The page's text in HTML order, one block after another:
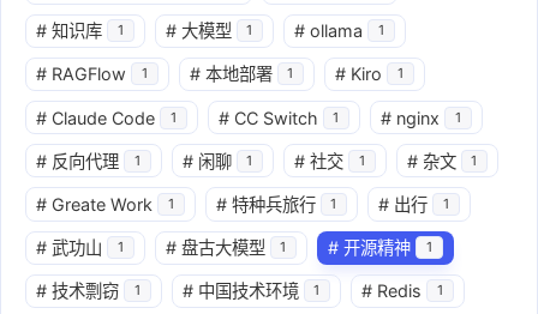
# 知识库 1 # 大模型 1 # ollama 1
# RAGFlow 1 # 本地部署 1 # Kiro 1
# Claude Code 1 # CC Switch 1 # nginx 1
# 反向代理 1 # 闲聊 1 # 社交 1 # 杂文 1
# Greate Work 1 # 特种兵旅行 1 # 出行 1
# 武功山 1 # 盘古大模型 1 # 开源精神 1
# 技术剽窃 1 # 中国技术环境 1 # Redis 1